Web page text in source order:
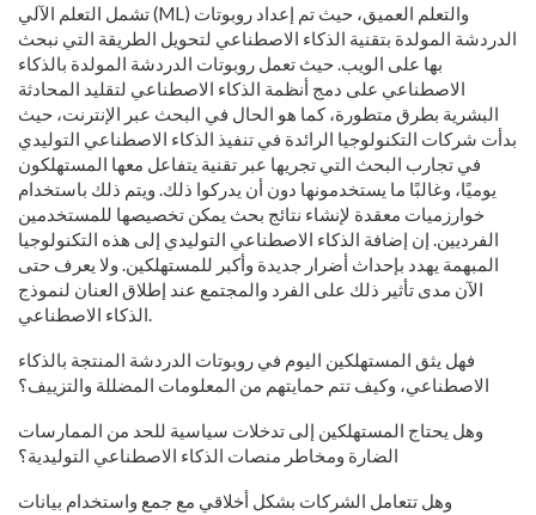
تشمل التعلم الآلي (ML) والتعلم العميق، حيث تم إعداد روبوتات
الدردشة المولدة بتقنية الذكاء الاصطناعي لتحويل الطريقة التي نبحث
بها على الويب. حيث تعمل روبوتات الدردشة المولدة بالذكاء
الاصطناعي على دمج أنظمة الذكاء الاصطناعي لتقليد المحادثة
البشرية بطرق متطورة، كما هو الحال في البحث عبر الإنترنت، حيث
بدأت شركات التكنولوجيا الرائدة في تنفيذ الذكاء الاصطناعي التوليدي
في تجارب البحث التي تجريها عبر تقنية يتفاعل معها المستهلكون
يوميًا، وغالبًا ما يستخدمونها دون أن يدركوا ذلك. ويتم ذلك باستخدام
خوارزميات معقدة لإنشاء نتائج بحث يمكن تخصيصها للمستخدمين
الفرديين. إن إضافة الذكاء الاصطناعي التوليدي إلى هذه التكنولوجيا
المبهمة يهدد بإحداث أضرار جديدة وأكبر للمستهلكين. ولا يعرف حتى
الآن مدى تأثير ذلك على الفرد والمجتمع عند إطلاق العنان لنموذج
الذكاء الاصطناعي.
فهل يثق المستهلكين اليوم في روبوتات الدردشة المنتجة بالذكاء
الاصطناعي، وكيف تتم حمايتهم من المعلومات المضللة والتزييف؟
وهل يحتاج المستهلكين إلى تدخلات سياسية للحد من الممارسات
الضارة ومخاطر منصات الذكاء الاصطناعي التوليدية؟
وهل تتعامل الشركات بشكل أخلاقي مع جمع واستخدام بيانات